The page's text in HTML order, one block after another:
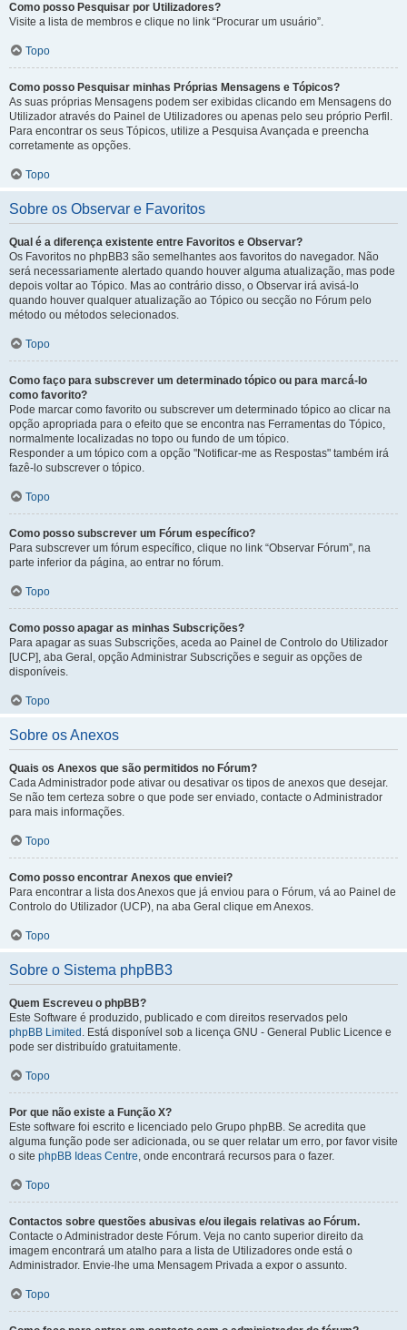
Como posso Pesquisar por Utilizadores?
Visite a lista de membros e clique no link “Procurar um usuário”.
Topo
Como posso Pesquisar minhas Próprias Mensagens e Tópicos?
As suas próprias Mensagens podem ser exibidas clicando em Mensagens do
Utilizador através do Painel de Utilizadores ou apenas pelo seu próprio Perfil.
Para encontrar os seus Tópicos, utilize a Pesquisa Avançada e preencha
corretamente as opções.
Topo
Sobre os Observar e Favoritos
Qual é a diferença existente entre Favoritos e Observar?
Os Favoritos no phpBB3 são semelhantes aos favoritos do navegador. Não
será necessariamente alertado quando houver alguma atualização, mas pode
depois voltar ao Tópico. Mas ao contrário disso, o Observar irá avisá-lo
quando houver qualquer atualização ao Tópico ou secção no Fórum pelo
método ou métodos selecionados.
Topo
Como faço para subscrever um determinado tópico ou para marcá-lo
como favorito?
Pode marcar como favorito ou subscrever um determinado tópico ao clicar na
opção apropriada para o efeito que se encontra nas Ferramentas do Tópico,
normalmente localizadas no topo ou fundo de um tópico.
Responder a um tópico com a opção "Notificar-me as Respostas" também irá
fazê-lo subscrever o tópico.
Topo
Como posso subscrever um Fórum específico?
Para subscrever um fórum específico, clique no link “Observar Fórum”, na
parte inferior da página, ao entrar no fórum.
Topo
Como posso apagar as minhas Subscrições?
Para apagar as suas Subscrições, aceda ao Painel de Controlo do Utilizador
[UCP], aba Geral, opção Administrar Subscrições e seguir as opções de
disponíveis.
Topo
Sobre os Anexos
Quais os Anexos que são permitidos no Fórum?
Cada Administrador pode ativar ou desativar os tipos de anexos que desejar.
Se não tem certeza sobre o que pode ser enviado, contacte o Administrador
para mais informações.
Topo
Como posso encontrar Anexos que enviei?
Para encontrar a lista dos Anexos que já enviou para o Fórum, vá ao Painel de
Controlo do Utilizador (UCP), na aba Geral clique em Anexos.
Topo
Sobre o Sistema phpBB3
Quem Escreveu o phpBB?
Este Software é produzido, publicado e com direitos reservados pelo
phpBB Limited . Está disponível sob a licença GNU - General Public Licence e
pode ser distribuído gratuitamente.
Topo
Por que não existe a Função X?
Este software foi escrito e licenciado pelo Grupo phpBB. Se acredita que
alguma função pode ser adicionada, ou se quer relatar um erro, por favor visite
o site phpBB Ideas Centre, onde encontrará recursos para o fazer.
Topo
Contactos sobre questões abusivas e/ou ilegais relativas ao Fórum.
Contacte o Administrador deste Fórum. Veja no canto superior direito da
imagem encontrará um atalho para a lista de Utilizadores onde está o
Administrador. Envie-lhe uma Mensagem Privada a expor o assunto.
Topo